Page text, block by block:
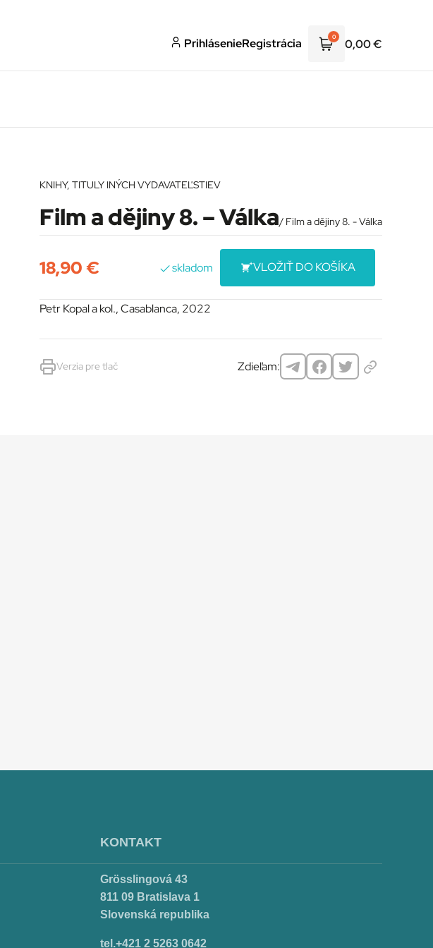
PrihlásenieRegistrácia 0 0,00€
KNIHY, TITULY INÝCH VYDAVATEĽSTIEV
Film a dějiny 8. – Válka/ Film a dějiny 8. - Válka
18,90€ skladom VLOŽIŤ DO KOŠÍKA
Petr Kopal a kol., Casablanca, 2022
Verzia pre tlač Zdieľam:
KONTAKT
Grösslingová 43
811 09 Bratislava 1
Slovenská republika
tel.+421 2 5263 0642